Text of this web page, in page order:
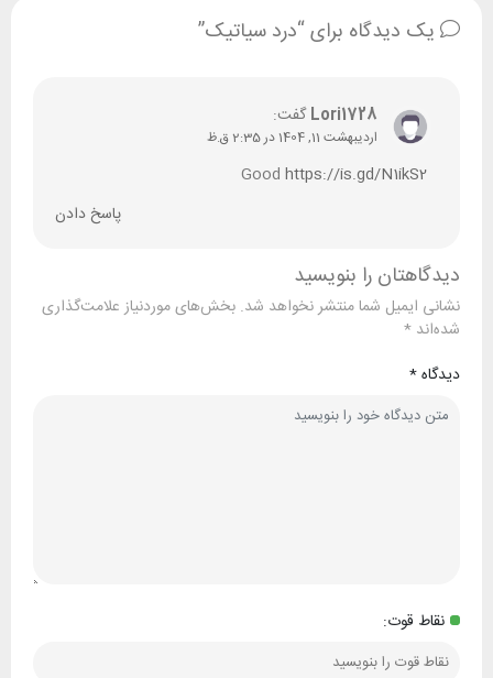
یک دیدگاه برای “درد سیاتیک”
Lori1728 گفت:
اردیبهشت 11, 1404 در 2:35 ق.ظ
Good https://is.gd/N1ikS2
پاسخ دادن
دیدگاهتان را بنویسید
نشانی ایمیل شما منتشر نخواهد شد. بخش‌های موردنیاز علامت‌گذاری
شده‌اند *
دیدگاه*
نقاط قوت: